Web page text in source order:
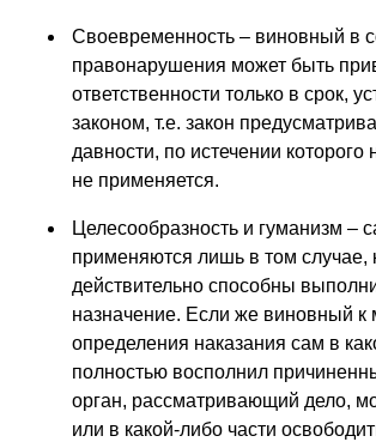
Своевременность – виновный в
правонарушения может быть
ответственности только в срок,
законом, т.е. закон
давности, по истечении которого
не применяется.
Целесообразность и гуманизм –
применяются лишь в том случае,
действительно способны
назначение. Если же виновный к
определения наказания сам в
полностью восполнил
орган, рассматривающий дело,
или в какой-либо части